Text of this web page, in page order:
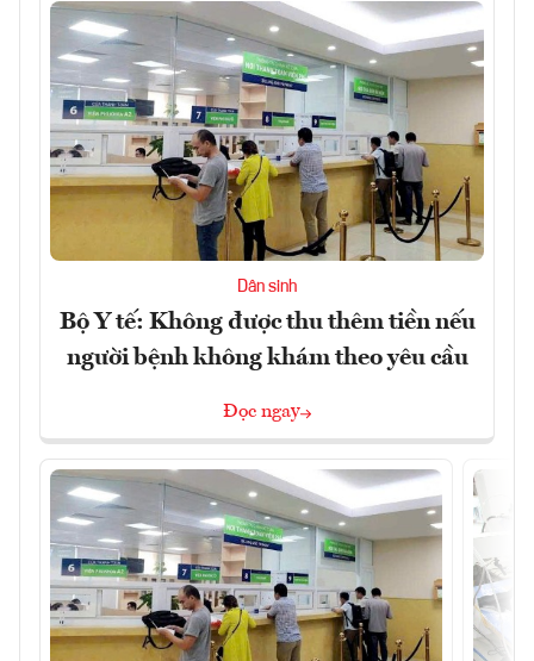
Dân sinh
Bộ Y tế: Không được thu thêm tiền nếu
người bệnh không khám theo yêu cầu
Đọc ngay